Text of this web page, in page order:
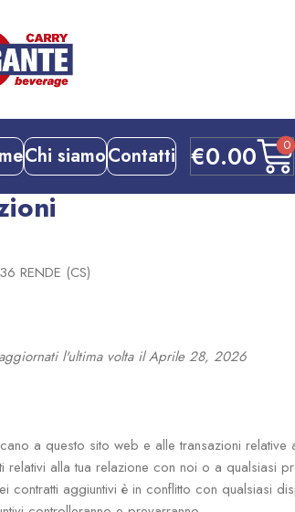
€0.00 0
Chi siamoContatti
RENDE (CS)
l'ultima volta il Aprile 28, 2026
a questo sito web e alle transazioni
relativi alla tua relazione con noi o a qualsiasi
contratti aggiuntivi è in conflitto con qualsiasi